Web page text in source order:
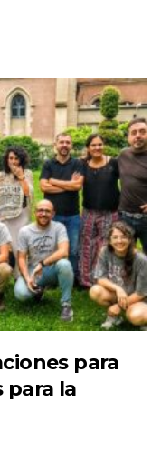
para
para la